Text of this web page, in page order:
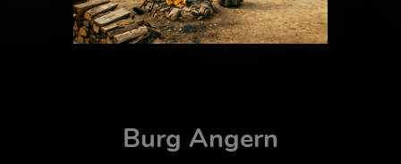
Burg Angern